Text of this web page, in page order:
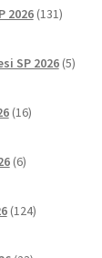
2026 131
SP 2026 5
16izdelkov
6izdelkov
124izdelkov